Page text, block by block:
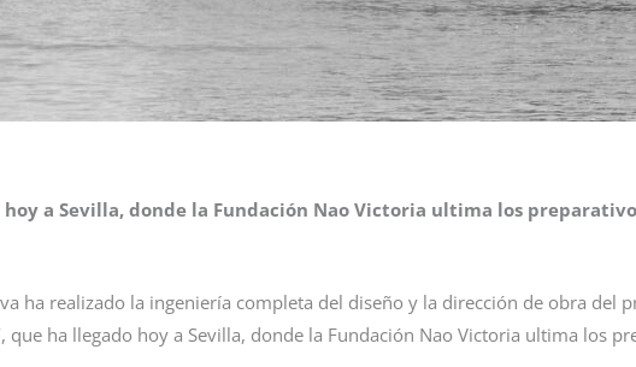
hoy a Sevilla, donde la Fundación Nao Victoria ultima los
ha realizado la ingeniería completa del diseño y la dirección de obra
que ha llegado hoy a Sevilla, donde la Fundación Nao Victoria ultima los